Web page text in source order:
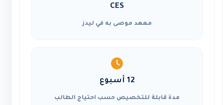
CES
معهد موصى به في ليدز
12 أسبوع
مدة قابلة للتخصيص حسب احتياج الطالب